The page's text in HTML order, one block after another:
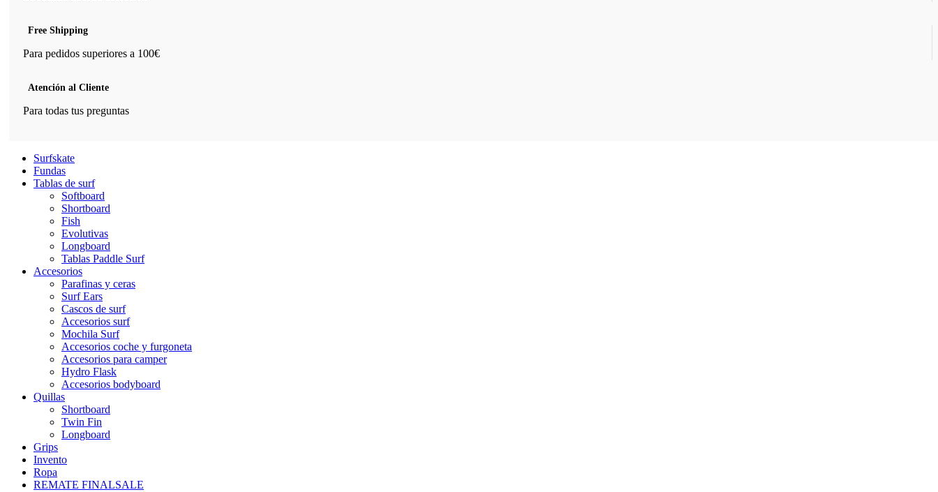
Free Shipping
Para pedidos superiores a 100€
Atención al Cliente
Para todas tus preguntas
Surfskate
Fundas
Tablas de surf
Softboard
Shortboard
Fish
Evolutivas
Longboard
Tablas Paddle Surf
Accesorios
Parafinas y ceras
Surf Ears
Cascos de surf
Accesorios surf
Mochila Surf
Accesorios coche y furgoneta
Accesorios para camper
Hydro Flask
Accesorios bodyboard
Quillas
Shortboard
Twin Fin
Longboard
Grips
Invento
Ropa
REMATE FINALSALE